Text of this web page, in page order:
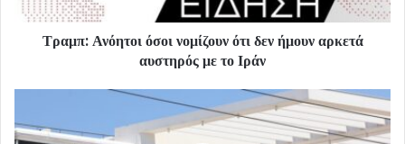
Τραμπ: Ανόητοι όσοι νομίζουν ότι δεν ήμουν αρκετά
αυστηρός με το Ιράν